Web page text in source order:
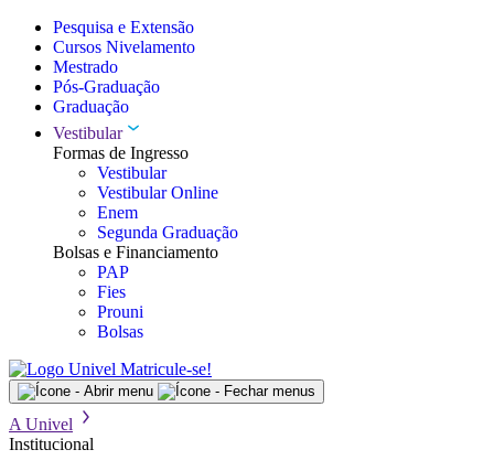
Pesquisa e Extensão
Cursos Nivelamento
Mestrado
Pós-Graduação
Graduação
Vestibular
Formas de Ingresso
Vestibular
Vestibular Online
Enem
Segunda Graduação
Bolsas e Financiamento
PAP
Fies
Prouni
Bolsas
Matricule-se!
A Univel
Institucional